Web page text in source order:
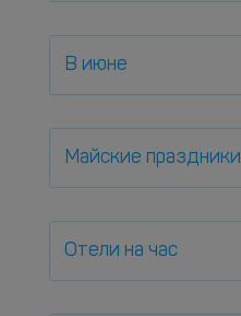
В июне
Майские праздники
Отели на час